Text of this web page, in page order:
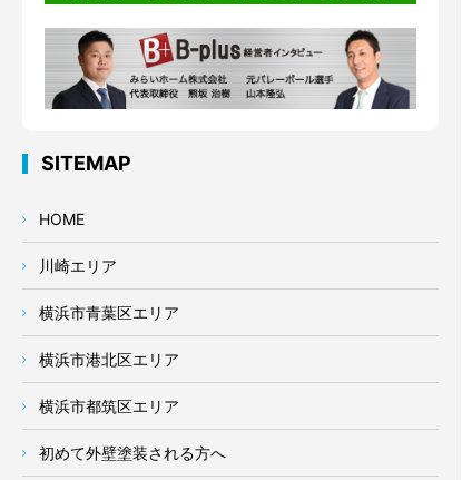
SITEMAP
HOME
川崎エリア
横浜市青葉区エリア
横浜市港北区エリア
横浜市都筑区エリア
初めて外壁塗装される方へ